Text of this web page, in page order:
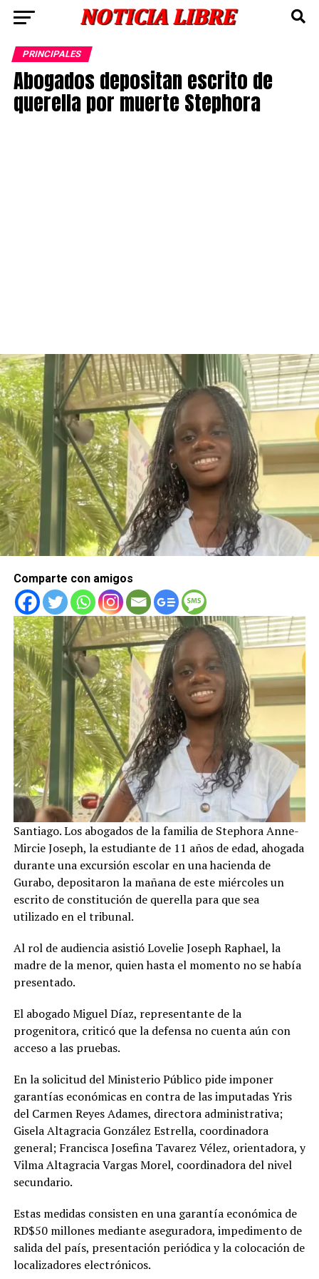
PRINCIPALES
Abogados depositan escrito de
querella por muerte Stephora
Comparte con amigos
Santiago. Los abogados de la familia de Stephora Anne-
Mircie Joseph, la estudiante de 11 años de edad, ahogada
durante una excursión escolar en una hacienda de
Gurabo, depositaron la mañana de este miércoles un
escrito de constitución de querella para que sea
utilizado en el tribunal.
Al rol de audiencia asistió Lovelie Joseph Raphael, la
madre de la menor, quien hasta el momento no se había
presentado.
El abogado Miguel Díaz, representante de la
progenitora, criticó que la defensa no cuenta aún con
acceso a las pruebas.
En la solicitud del Ministerio Público pide imponer
garantías económicas en contra de las imputadas Yris
del Carmen Reyes Adames, directora administrativa;
Gisela Altagracia González Estrella, coordinadora
general; Francisca Josefina Tavarez Vélez, orientadora, y
Vilma Altagracia Vargas Morel, coordinadora del nivel
secundario.
Estas medidas consisten en una garantía económica de
RD$50 millones mediante aseguradora, impedimento de
salida del país, presentación periódica y la colocación de
localizadores electrónicos.